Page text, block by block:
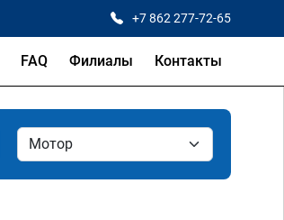
+7 862 277-72-65
FAQ Филиалы Контакты